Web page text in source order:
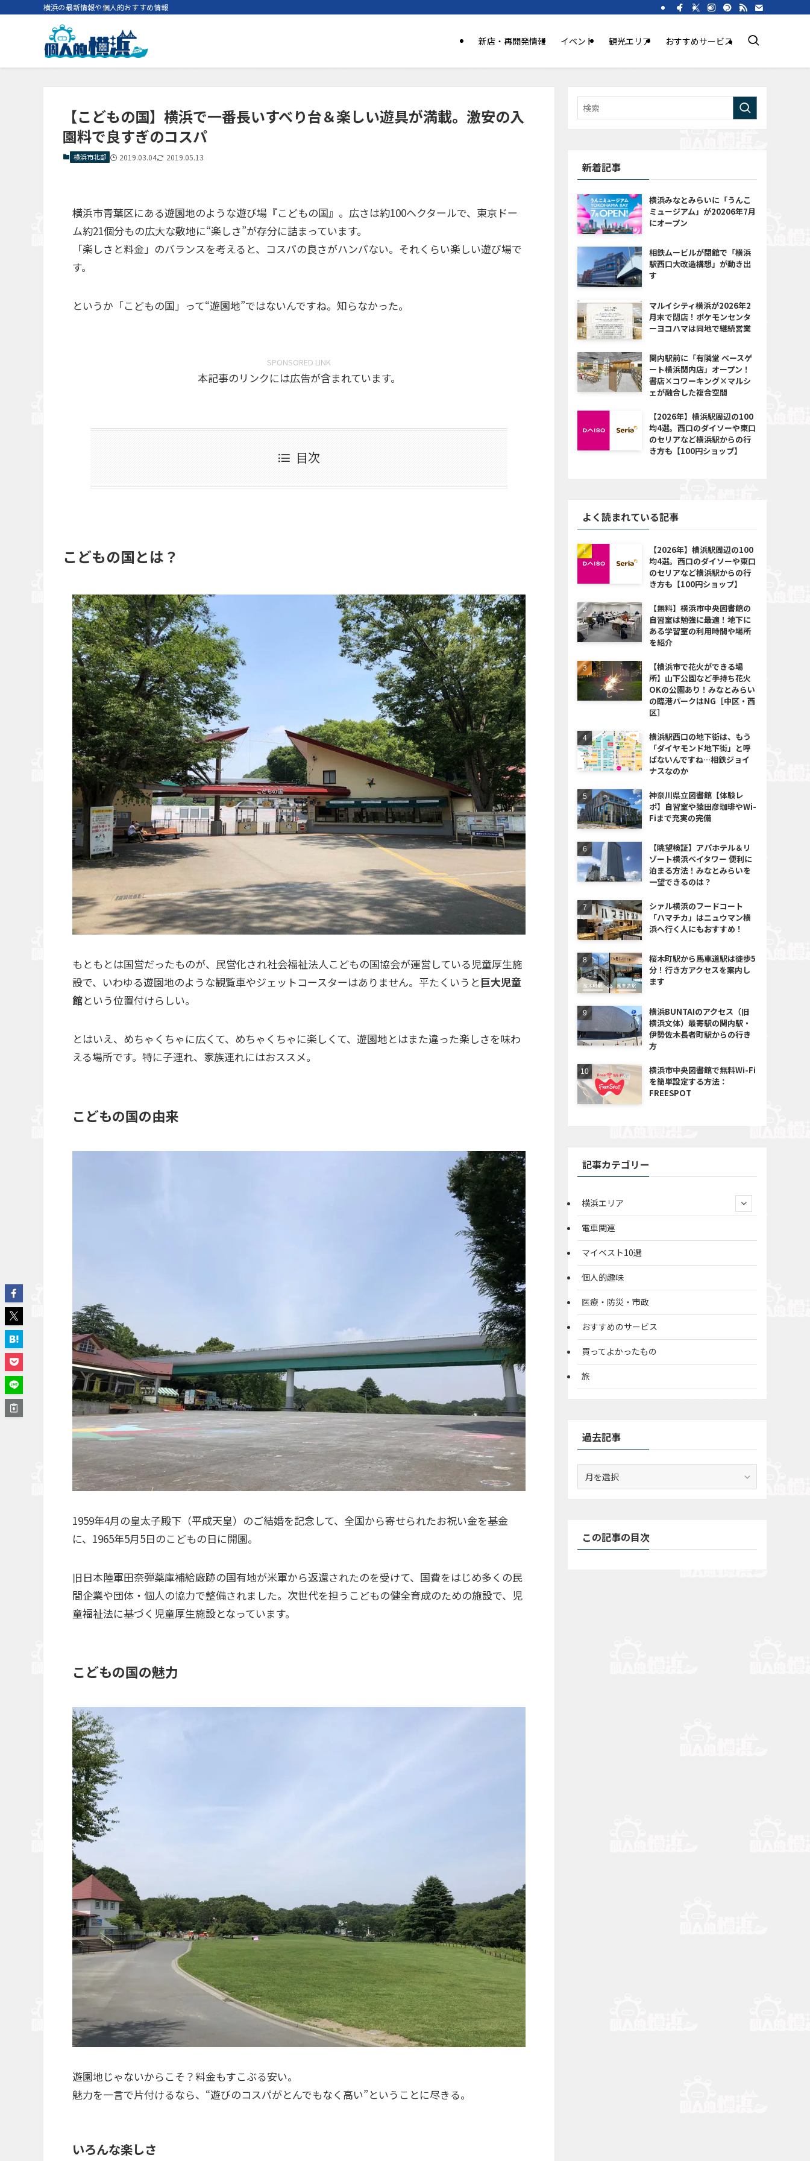
横浜の最新情報や個人的おすすめ情報
新店・再開発情報 イベント 観光エリア おすすめサービス
【こどもの国】横浜で一番長いすべり台＆楽しい遊具が満載。激安の入
園料で良すぎのコスパ
横浜市北部 2019.03.04 2019.05.13
横浜市青葉区にある遊園地のような遊び場『こどもの国』。広さは約100ヘクタールで、東京ドー
ム約21個分もの広大な敷地に“楽しさ”が存分に詰まっています。
「楽しさと料金」のバランスを考えると、コスパの良さがハンパない。それくらい楽しい遊び場で
す。
というか「こどもの国」って“遊園地”ではないんですね。知らなかった。
SPONSORED LINK
本記事のリンクには広告が含まれています。
目次
こどもの国とは？
もともとは国営だったものが、民営化され社会福祉法人こどもの国協会が運営している児童厚生施
設で、いわゆる遊園地のような観覧車やジェットコースターはありません。平たくいうと巨大児童
館という位置付けらしい。
とはいえ、めちゃくちゃに広くて、めちゃくちゃに楽しくて、遊園地とはまた違った楽しさを味わ
える場所です。特に子連れ、家族連れにはおススメ。
こどもの国の由来
1959年4月の皇太子殿下（平成天皇）のご結婚を記念して、全国から寄せられたお祝い金を基金
に、1965年5月5日のこどもの日に開園。
旧日本陸軍田奈弾薬庫補給廠跡の国有地が米軍から返還されたのを受けて、国費をはじめ多くの民
間企業や団体・個人の協力で整備されました。次世代を担うこどもの健全育成のための施設で、児
童福祉法に基づく児童厚生施設となっています。
こどもの国の魅力
遊園地じゃないからこそ？料金もすこぶる安い。
魅力を一言で片付けるなら、“遊びのコスパがとんでもなく高い”ということに尽きる。
いろんな楽しさ
新着記事
横浜みなとみらいに「うんこ
ミュージアム」が20206年7月
にオープン
相鉄ムービルが閉館で「横浜
駅西口大改造構想」が動き出
す
マルイシティ横浜が2026年2
月末で閉店！ポケモンセンタ
ーヨコハマは同地で継続営業
関内駅前に「有隣堂 ベースゲ
ート横浜関内店」オープン！
書店×コワーキング×マルシ
ェが融合した複合空間
【2026年】横浜駅周辺の100
均4選。西口のダイソーや東口
のセリアなど横浜駅からの行
き方も【100円ショップ】
よく読まれている記事
【2026年】横浜駅周辺の100
均4選。西口のダイソーや東口
のセリアなど横浜駅からの行
き方も【100円ショップ】
【無料】横浜市中央図書館の
自習室は勉強に最適！地下に
ある学習室の利用時間や場所
を紹介
【横浜市で花火ができる場
所】山下公園など手持ち花火
OKの公園あり！みなとみらい
の臨港パークはNG［中区・西
区］
横浜駅西口の地下街は、もう
「ダイヤモンド地下街」と呼
ばないんですね…相鉄ジョイ
ナスなのか
神奈川県立図書館【体験レ
ポ】自習室や猿田彦珈琲やWi-
Fiまで充実の完備
【眺望検証】アパホテル＆リ
ゾート横浜ベイタワー 便利に
泊まる方法！みなとみらいを
一望できるのは？
シァル横浜のフードコート
「ハマチカ」はニュウマン横
浜へ行く人にもおすすめ！
桜木町駅から馬車道駅は徒歩5
分！行き方アクセスを案内し
ます
横浜BUNTAIのアクセス（旧
横浜文体）最寄駅の関内駅・
伊勢佐木長者町駅からの行き
方
横浜市中央図書館で無料Wi-Fi
を簡単設定する方法：
FREESPOT
記事カテゴリー
横浜エリア
電車関連
マイベスト10選
個人的趣味
医療・防災・市政
おすすめのサービス
買ってよかったもの
旅
過去記事
この記事の目次